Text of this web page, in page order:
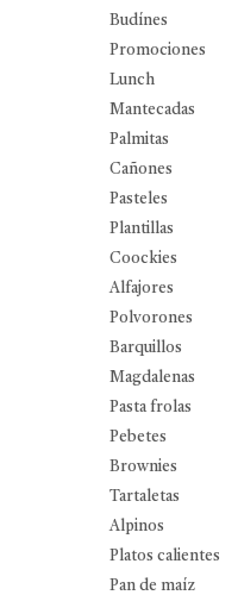
Budínes
Promociones
Lunch
Mantecadas
Palmitas
Cañones
Pasteles
Plantillas
Coockies
Alfajores
Polvorones
Barquillos
Magdalenas
Pasta frolas
Pebetes
Brownies
Tartaletas
Alpinos
Platos calientes
Pan de maíz